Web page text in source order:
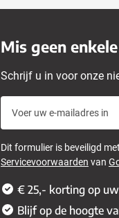
Mis geen
Schrijf u in voor onze
Dit formulier is beveiligd
Servicevoorwaarden van
€ 25,- korting op
Blijf op de hoogte